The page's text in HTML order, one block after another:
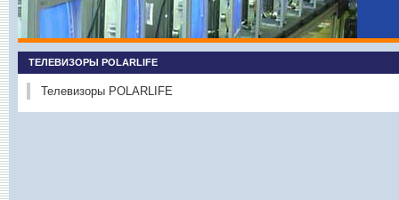
ТЕЛЕВИЗОРЫ POLARLIFE
Телевизоры POLARLIFE